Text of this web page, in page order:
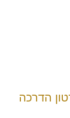
הדרכה